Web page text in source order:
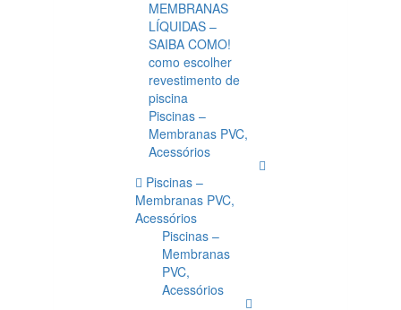
MEMBRANAS
LÍQUIDAS –
SAIBA COMO!
como escolher
revestimento de
piscina
Piscinas –
Membranas PVC,
Acessórios
Piscinas –
Membranas PVC,
Acessórios
Piscinas –
Membranas
PVC,
Acessórios